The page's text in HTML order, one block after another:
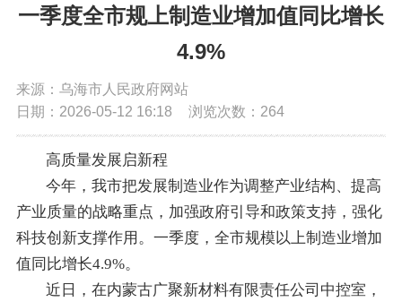
党务公开
政务服务
互动交流
数据发布
一季度全市规上制造业增加值同比增长
4.9%
来源：乌海市人民政府网站
日期：2026-05-12 16:18
浏览次数： 264
高质量发展启新程
今年，我市把发展制造业作为调整产业结构、提高
产业质量的战略重点，加强政府引导和政策支持，强化
科技创新支撑作用。一季度，全市规模以上制造业增加
值同比增长4.9%。
近日，在内蒙古广聚新材料有限责任公司中控室，